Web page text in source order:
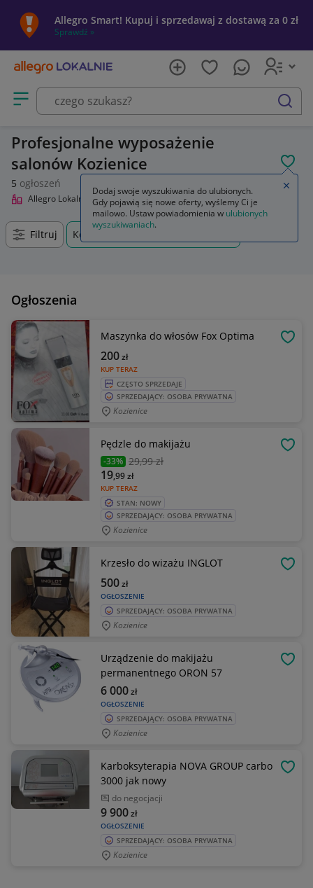
Allegro Smart! Kupuj i sprzedawaj z dostawą za 0 zł
Sprawdź »
Otwórz menu z kategoriami
szukaj
Profesjonalne wyposażenie
salonów Kozienice
5 ogłoszeń
Allegro Lokalnie Uroda Profesjonalne wyposażenie salonów
Filtruj Kozienice, Mazowieckie, +0 km
Ogłoszenia
Maszynka do włosów Fox Optima
KUP TERAZ
200zł
CZĘSTO SPRZEDAJE
SPRZEDAJĄCY: OSOBA PRYWATNA
Kozienice
Pędzle do makijażu
-33% 29,99 zł
KUP TERAZ
19,99zł
STAN: NOWY
SPRZEDAJĄCY: OSOBA PRYWATNA
Kozienice
Krzesło do wizażu INGLOT
OGŁOSZENIE
500zł
SPRZEDAJĄCY: OSOBA PRYWATNA
Kozienice
Urządzenie do makijażu
permanentnego ORON 57
OGŁOSZENIE
6 000zł
SPRZEDAJĄCY: OSOBA PRYWATNA
Kozienice
Karboksyterapia NOVA GROUP carbo
3000 jak nowy
do negocjacji
OGŁOSZENIE
9 900zł
SPRZEDAJĄCY: OSOBA PRYWATNA
Kozienice
Dodaj swoje wyszukiwania do ulubionych.
Gdy pojawią się nowe oferty, wyślemy Ci je
mailowo. Ustaw powiadomienia w ulubionych
wyszukiwaniach.